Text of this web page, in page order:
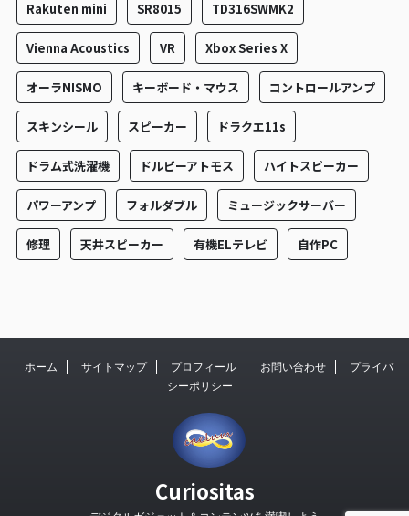
Rakuten mini SR8015 TD316SWMK2
Vienna Acoustics VR Xbox Series X
オーラNISMO キーボード・マウス コントロールアンプ
スキンシール スピーカー ドラクエ11s
ドラム式洗濯機 ドルビーアトモス ハイトスピーカー
パワーアンプ フォルダブル ミュージックサーバー
修理 天井スピーカー 有機ELテレビ 自作PC
ホーム サイトマップ プロフィール お問い合わせ
プライバ
シーポリシー
Curiositas